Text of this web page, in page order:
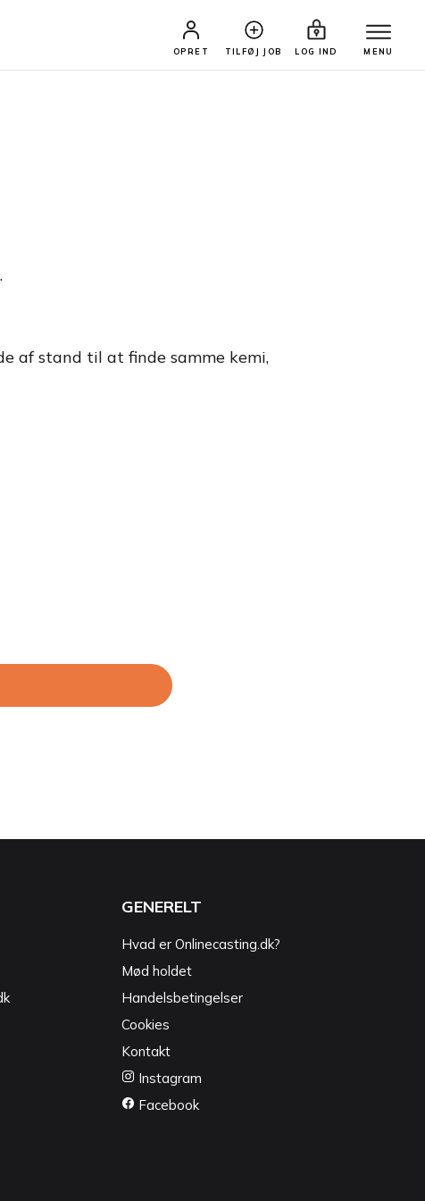
OPRET TILFØJ JOB LOG IND MENU
af stand til at finde samme kemi,
GENERELT
Hvad er Onlinecasting.dk?
Mød holdet
Handelsbetingelser
Cookies
Kontakt
Instagram
Facebook